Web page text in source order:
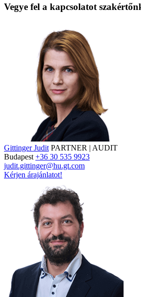
Vegye fel a kapcsolatot
Gittinger Judit PARTNER | AUDIT
Budapest +36 30 535 9923
judit.gittinger@hu.gt.com
Kérjen árajánlatot!